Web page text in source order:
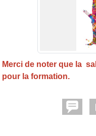
Merci de noter que la
pour la formation.